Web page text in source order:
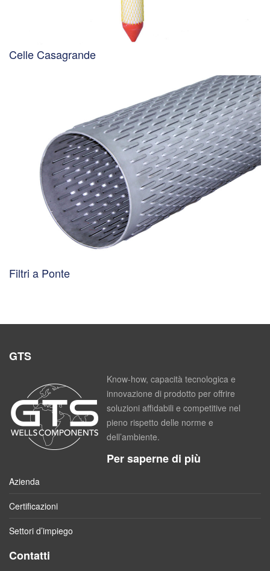
Celle Casagrande
Filtri a Ponte
GTS
Know-how, capacità tecnologica e
innovazione di prodotto per offrire
soluzioni affidabili e competitive nel
pieno rispetto delle norme e
dell’ambiente.
Per saperne di più
Azienda
Certificazioni
Settori d’impiego
Contatti